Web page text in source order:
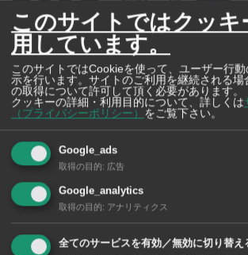
タイの薬いろいろ【タイ・バンコク】 薬局・ドラ
市販薬 2026年最新版！
このサイトではクッキ
用しています。
このサイトではCookieを使って、ユーザー行
示を行います。サイトのご利用を継続される場
の取得について許可して頂く必要があります。
クッキーの詳細・利用目的について、詳しくは
（プライバシーポリシー）
をご覧下さい。
Google_ads
取得の目的: 広告
Google_analytics
取得の目的: アナリティクス
全てのサービスを有効／無効に切り替え